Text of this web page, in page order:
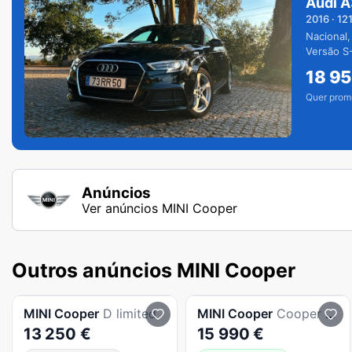
2016 ·
Versão
18
Quer
Anúncios
Ver anúncios MINI Cooper
Outros anúncios MINI Cooper
MINI Cooper D limited
13 250 €
MINI Cooper Cooper SD
15 990 €